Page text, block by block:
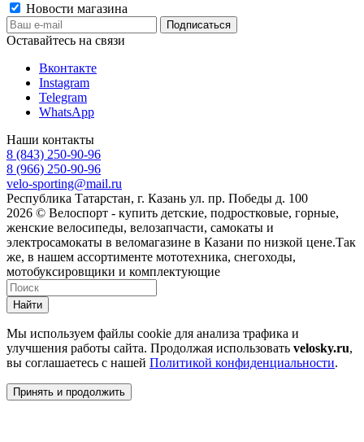
Новости магазина
Оставайтесь на связи
Вконтакте
Instagram
Telegram
WhatsApp
Наши контакты
8 (843) 250-90-96
8 (966) 250-90-96
velo-sporting@mail.ru
Республика Татарстан, г. Казань ул. пр. Победы д. 100
2026 © Велоспорт - купить детские, подростковые, горные,
женские велосипеды, велозапчасти, самокаты и
электросамокаты в веломагазине в Казани по низкой цене.Так
же, в нашем ассортименте мототехника, снегоходы,
мотобуксировщики и комплектующие
Найти
Мы используем файлы cookie для анализа трафика и
улучшения работы сайта. Продолжая использовать velosky.ru,
вы соглашаетесь с нашей Политикой конфиденциальности.
Принять и продолжить